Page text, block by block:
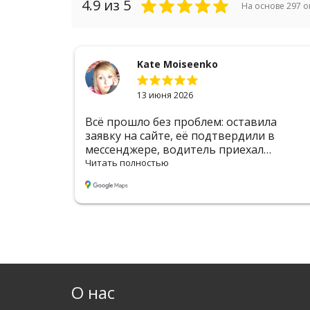
4.9 из 5 На основе 297
Kate Moiseenko
13 июня 2026
Всё прошло без проблем: оставила
заявку на сайте, её подтвердили в
мессенджере, водитель приехал
вовремя. Цена адекватная, оформление
удобное
Читать полностью
О нас